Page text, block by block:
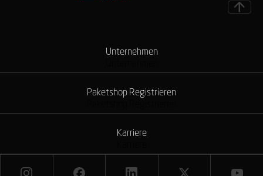
Unternehmen
Paketshop Registrieren
Karriere